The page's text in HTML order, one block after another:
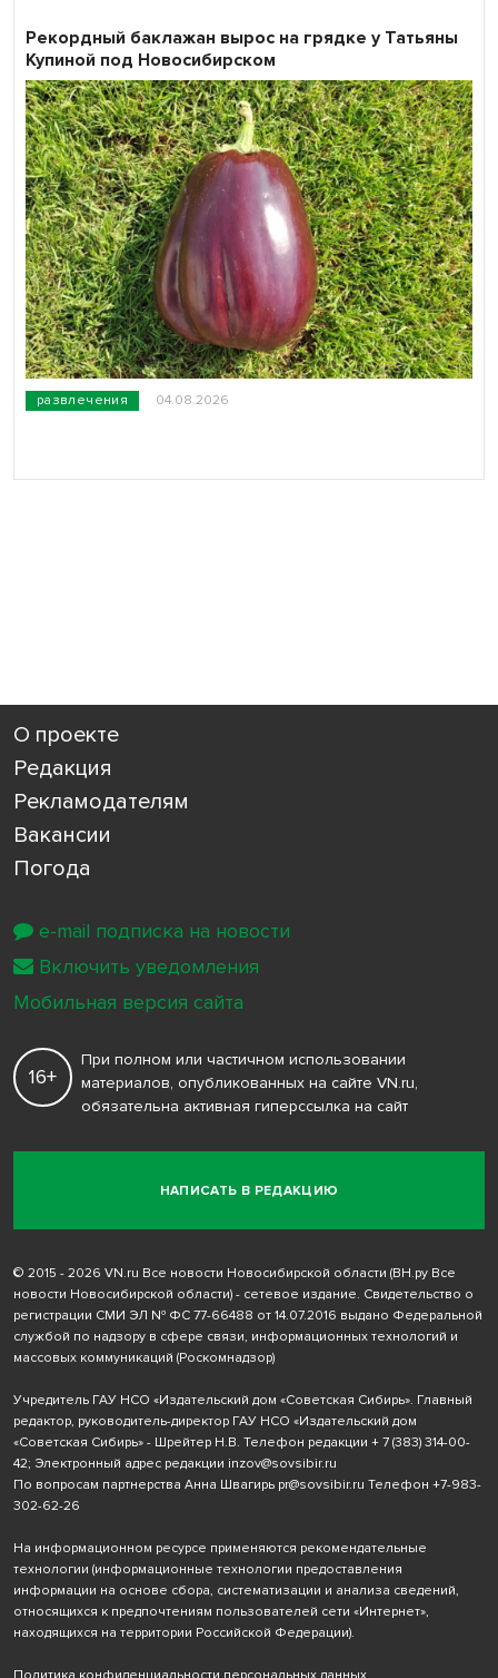
развлечения 04.08.2026
Рекордный баклажан вырос на грядке у Татьяны
Купиной под Новосибирском
О проекте
Редакция
Рекламодателям
Вакансии
Погода
НАПИСАТЬ В РЕДАКЦИЮ
16+
При полном или частичном использовании
материалов, опубликованных на сайте VN.ru,
обязательна активная гиперссылка на сайт
© 2015 - 2026 VN.ru Все новости Новосибирской области (ВН.ру Все
новости Новосибирской области) - сетевое издание. Свидетельство о
регистрации СМИ ЭЛ № ФС 77-66488 от 14.07.2016 выдано Федеральной
службой по надзору в сфере связи, информационных технологий и
массовых коммуникаций (Роскомнадзор)
Учредитель ГАУ НСО «Издательский дом «Советская Сибирь». Главный
редактор, руководитель-директор ГАУ НСО «Издательский дом
«Советская Сибирь» - Шрейтер Н.В. Телефон редакции + 7 (383) 314-00-
42; Электронный адрес редакции inzov@sovsibir.ru
По вопросам партнерства Анна Швагирь pr@sovsibir.ru Телефон +7-983-
302-62-26
На информационном ресурсе применяются рекомендательные
технологии (информационные технологии предоставления
информации на основе сбора, систематизации и анализа сведений,
относящихся к предпочтениям пользователей сети «Интернет»,
находящихся на территории Российской Федерации).
e-mail подписка на новости
Включить уведомления
Мобильная версия сайта